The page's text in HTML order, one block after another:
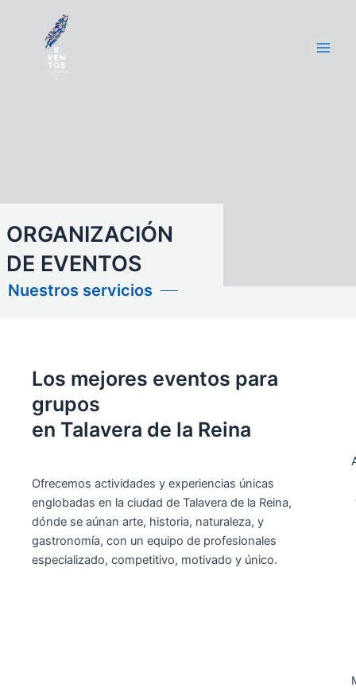
contenido
ORGANIZACIÓN
DE EVENTOS
Nuestros servicios
Los mejores eventos para
grupos
en Talavera de la Reina
Ofrecemos actividades y experiencias únicas
englobadas en la ciudad de Talavera de la Reina,
dónde se aúnan arte, historia, naturaleza, y
gastronomía, con un equipo de profesionales
especializado, competitivo, motivado y único.